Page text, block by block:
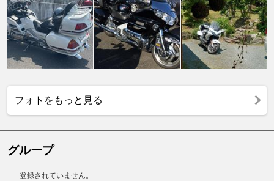
フォトをもっと見る
グループ
登録されていません。